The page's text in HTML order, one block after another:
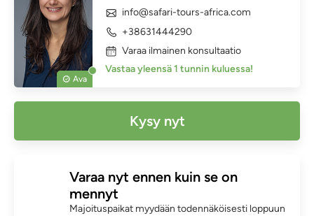
Ava
info@safari-tours-africa.com
+38631444290
Varaa ilmainen konsultaatio
Vastaa yleensä 1 tunnin kuluessa!
Kysy nyt
Varaa nyt ennen kuin se on
mennyt
Majoituspaikat myydään todennäköisesti loppuun